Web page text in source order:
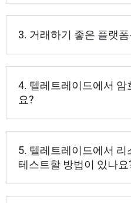
3. 거래하기 좋은 플랫
4. 텔레트레이드에서 암
요?
5. 텔레트레이드에서 리
테스트할 방법이 있나요